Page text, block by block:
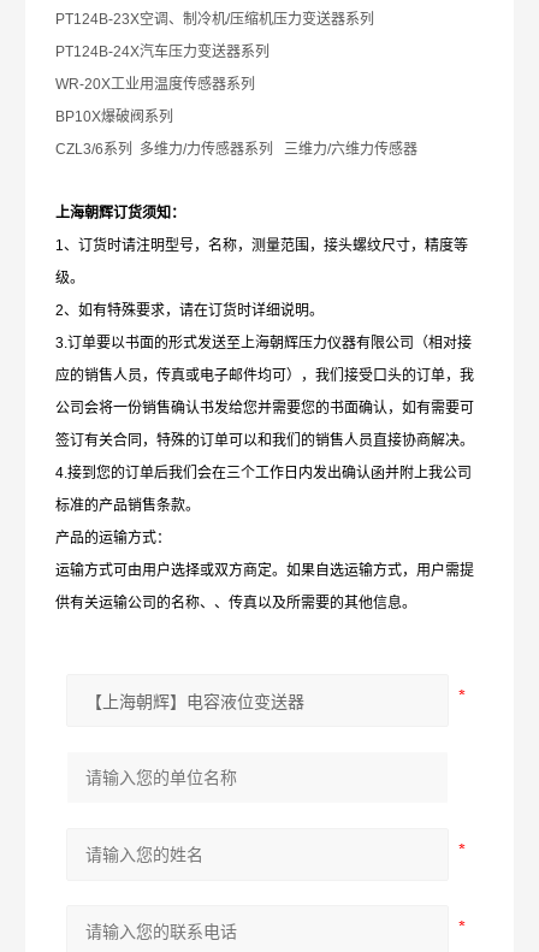
PT124B-23X空调、制冷机/压缩机压力变送器系列
PT124B-24X汽车压力变送器系列
WR-20X工业用温度传感器系列
BP10X爆破阀系列
CZL3/6系列 多维力/力传感器系列 三维力/六维力传感器
上海朝辉订货须知：
1、订货时请注明型号，名称，测量范围，接头螺纹尺寸，精度等
级。
2、如有特殊要求，请在订货时详细说明。
3.订单要以书面的形式发送至上海朝辉压力仪器有限公司（相对接
应的销售人员，传真或电子邮件均可），我们接受口头的订单，我
公司会将一份销售确认书发给您并需要您的书面确认，如有需要可
签订有关合同，特殊的订单可以和我们的销售人员直接协商解决。
4.接到您的订单后我们会在三个工作日内发出确认函并附上我公司
标准的产品销售条款。
产品的运输方式：
运输方式可由用户选择或双方商定。如果自选运输方式，用户需提
供有关运输公司的名称、、传真以及所需要的其他信息。